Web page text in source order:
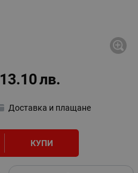
13.10лв.
Доставка и плащане
КУПИ